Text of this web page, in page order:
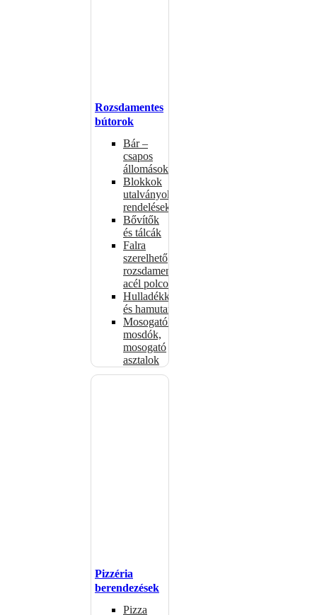
Rozsdamentes
bútorok
Bár –
csapos
állomások
Blokkok
utalványokhoz,
rendelésekhez
Bővítők
és tálcák
Falra
szerelhető
rozsdamentes
acél polcok
Hulladékkosarak
és hamutartók
Mosogatók,
mosdók,
mosogató
asztalok
Pizzéria
berendezések
Pizza